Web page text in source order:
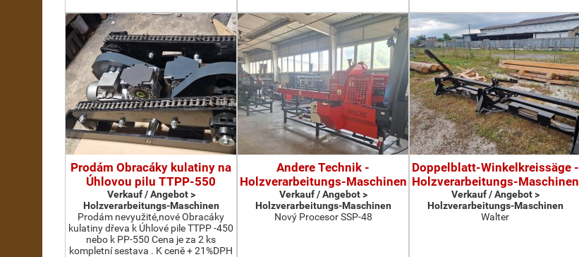
Prodám Obracáky kulatiny na
Úhlovou pilu TTPP-550
Verkauf / Angebot >
Holzverarbeitungs-Maschinen
Prodám nevyužité,nové Obracáky
kulatiny dřeva k Úhlové pile TTPP -450
nebo k PP-550 Cena je za 2 ks
kompletní sestava . K ceně + 21%DPH
Andere Technik -
Holzverarbeitungs-Maschinen
Verkauf / Angebot >
Holzverarbeitungs-Maschinen
Nový Procesor SSP-48
Doppelblatt-Winkelkreissäge -
Holzverarbeitungs-Maschinen
Verkauf / Angebot >
Holzverarbeitungs-Maschinen
Walter